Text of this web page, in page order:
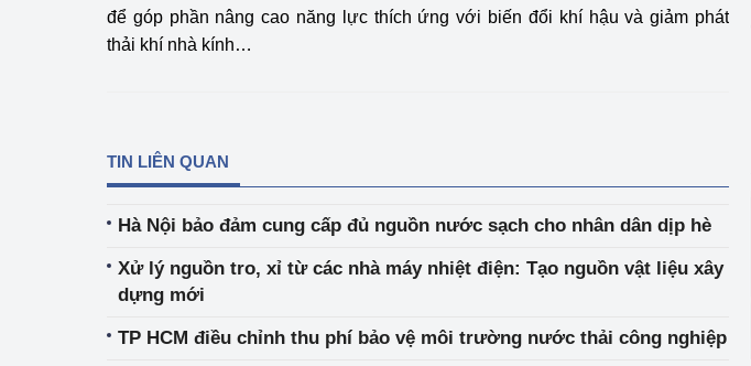
để góp phần nâng cao năng lực thích ứng với biến đổi khí hậu và giảm phát
thải khí nhà kính…
TIN LIÊN QUAN
Hà Nội bảo đảm cung cấp đủ nguồn nước sạch cho nhân dân dịp hè
Xử lý nguồn tro, xỉ từ các nhà máy nhiệt điện: Tạo nguồn vật liệu xây
dựng mới
TP HCM điều chỉnh thu phí bảo vệ môi trường nước thải công nghiệp